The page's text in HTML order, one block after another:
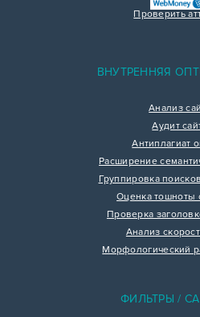
Проверить
ВНУТРЕННЯЯ
Анализ
Аудит
Антиплагиат
Расширение
Группировка
Оценка тошноты
Проверка
Анализ
Морфологический
ФИЛЬТРЫ /